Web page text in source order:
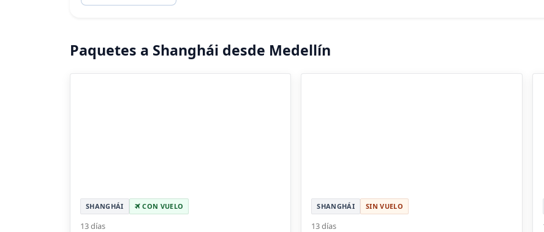
Paquetes a Shanghái desde Medellín
SHANGHÁI CON VUELO
13 días
SHANGHÁI SIN VUELO
13 días